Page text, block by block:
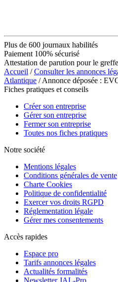
Plus de 600 journaux habilités
Paiement 100% sécurisé
Attestation de parution pour le
Accueil /Consulter les annonces
Atlantique / Annonce déposée :
Fiches pratiques et conseils
Créer son entreprise
Gérer son entreprise
Fermer son entreprise
Toutes nos fiches pratiques
Notre société
Mentions légales
Conditions générales de vente
Charte Cookies
Politique de confidentialité
Exercer vos droits RGPD
Réglementation légale
Gérer mes consentements
Accès rapides
Espace pro
Tarifs annonces légales
Actualités formalités
Newsletter JAL-Pro